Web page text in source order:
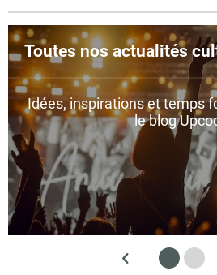
Toutes nos actualités
Idées, inspirations et temps
le blog